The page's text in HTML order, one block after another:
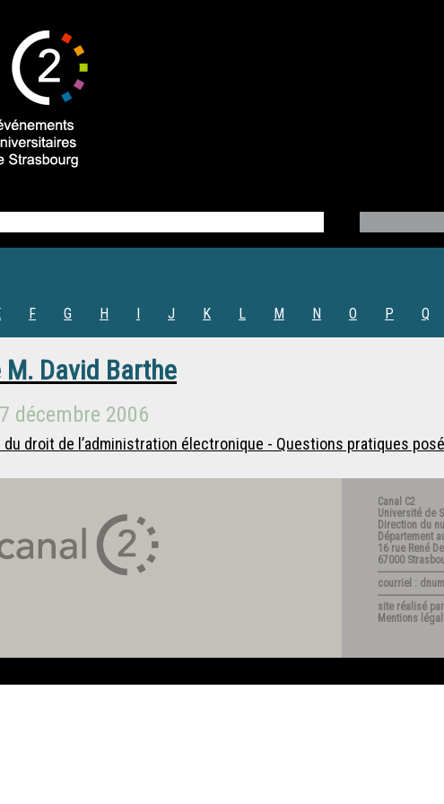
F G H I J K L M N O P Q
M. David Barthe
7 décembre 2006
droit de l’administration électronique - Questions pratiques
Canal C2
Université de
Direction du
Département
16 rue René
67000
courriel :
site réalisé
Mentions